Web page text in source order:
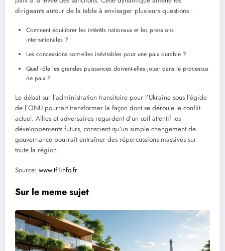
dirigeants autour de la table à envisager plusieurs questions :
Comment équilibrer les intérêts nationaux et les pressions
internationales ?
Les concessions sont-elles inévitables pour une paix durable ?
Quel rôle les grandes puissances doivent-elles jouer dans le processus
de paix ?
Le débat sur l’administration transitoire pour l’Ukraine sous l’égide
de l’ONU pourrait transformer la façon dont se déroule le conflit
actuel. Allies et adversaires regardent d’un œil attentif les
développements futurs, conscient qu’un simple changement de
gouvernance pourrait entraîner des répercussions massives sur
toute la région.
Source: www.tf1info.fr
Sur le meme sujet